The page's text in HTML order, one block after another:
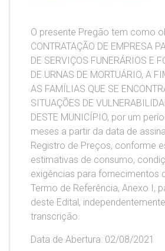
O presente Pregão tem como
CONTRATAÇÃO DE EMPRESA
DE SERVIÇOS FUNERÁRIOS E
DE URNAS DE MORTUÁRIO, A
AS FAMÍLIAS QUE SE
SITUAÇÕES DE
DESTE MUNICÍPIO, por um
meses a partir da data de
Registro de Preços, conforme
estimativas de consumo,
exigências para fornecimentos
Termo de Referência, Anexo I,
deste Edital,
transcrição.
Data de Abertura: 02/08/2021